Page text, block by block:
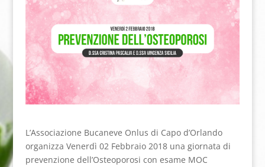
L’Associazione Bucaneve Onlus di Capo d’Orlando
organizza Venerdì 02 Febbraio 2018 una giornata di
prevenzione dell’Osteoporosi con esame MOC